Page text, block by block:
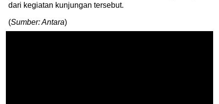
dari kegiatan kunjungan tersebut.
(Sumber: Antara)